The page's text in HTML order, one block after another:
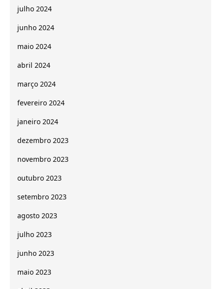
julho 2024
junho 2024
maio 2024
abril 2024
março 2024
fevereiro 2024
janeiro 2024
dezembro 2023
novembro 2023
outubro 2023
setembro 2023
agosto 2023
julho 2023
junho 2023
maio 2023